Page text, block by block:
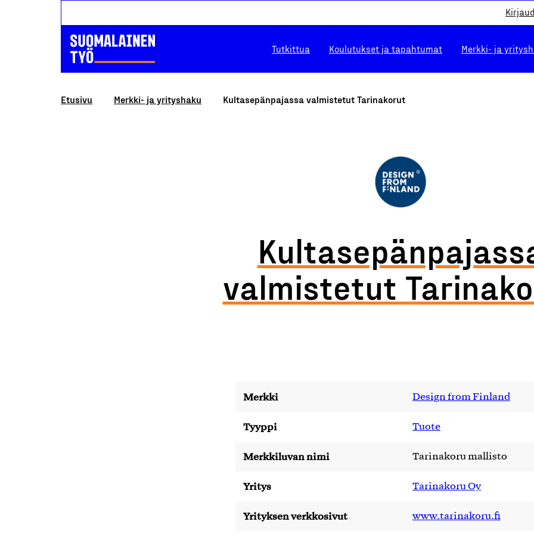
Tutkittua Koulutukset ja tapahtumat Merkki- ja
Etusivu Merkki- ja yrityshaku Kultasepänpajassa valmistetut Tarinakorut
valmistetut
Merkki Design from Finland
Tyyppi Tuote
Merkkiluvan nimi Tarinakoru mallisto
Yritys Tarinakoru Oy
Yrityksen verkkosivut www.tarinakoru.fi